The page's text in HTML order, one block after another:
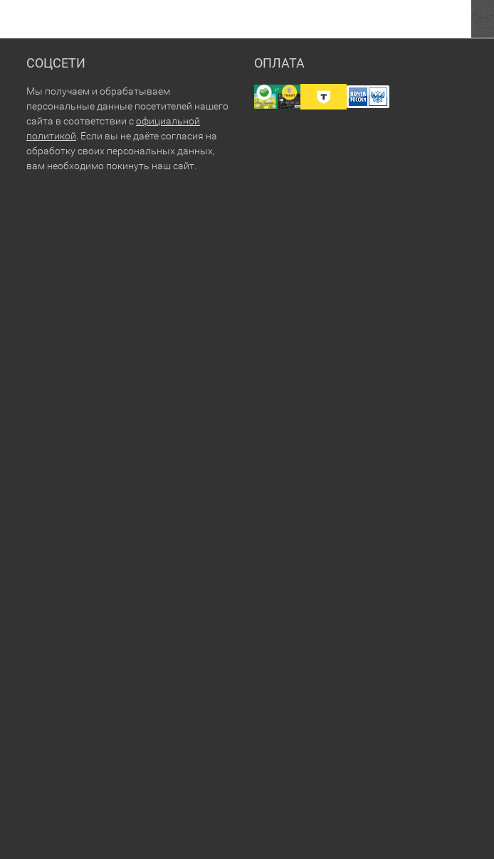
СОЦСЕТИ
Мы получаем и обрабатываем
персональные данные посетителей нашего
сайта в соответствии софициальной
политикой . Если вы не даёте согласия на
обработку своих персональных данных,
вам необходимо покинуть наш сайт.
ОПЛАТА